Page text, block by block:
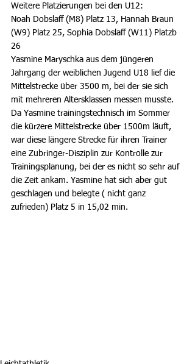
Weitere Platzierungen bei den U12:
Noah Dobslaff (M8) Platz 13, Hannah Braun
(W9) Platz 25, Sophia Dobslaff (W11) Platzb
26
Yasmine Maryschka aus dem jüngeren
Jahrgang der weiblichen Jugend U18 lief die
Mittelstrecke über 3500 m, bei der sie sich
mit mehreren Altersklassen messen musste.
Da Yasmine trainingstechnisch im Sommer
die kürzere Mittelstrecke über 1500m läuft,
war diese längere Strecke für ihren Trainer
eine Zubringer-Disziplin zur Kontrolle zur
Trainingsplanung, bei der es nicht so sehr auf
die Zeit ankam. Yasmine hat sich aber gut
geschlagen und belegte ( nicht ganz
zufrieden) Platz 5 in 15,02 min.